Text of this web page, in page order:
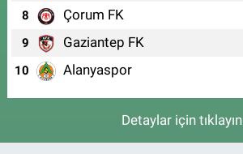
8 Çorum FK
9 Gaziantep FK
10 Alanyaspor
Detaylar için tıklayın